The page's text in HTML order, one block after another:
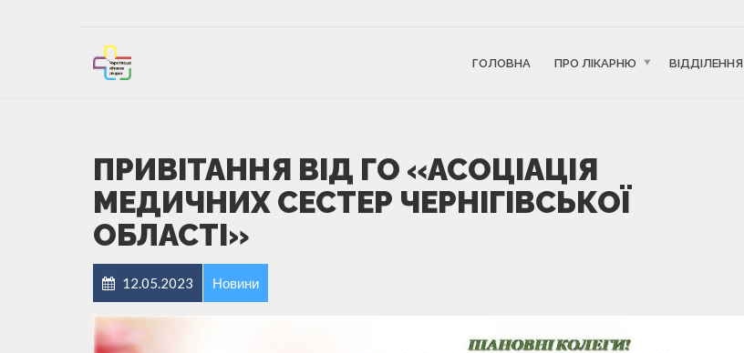
ГОЛОВНА ПРО ЛІКАРНЮ ВІДДІЛЕННЯ
ПРИВІТАННЯ ВІД ГО «АСОЦІАЦІЯ
МЕДИЧНИХ СЕСТЕР ЧЕРНІГІВСЬКОЇ
ОБЛАСТІ»
12.05.2023 Новини